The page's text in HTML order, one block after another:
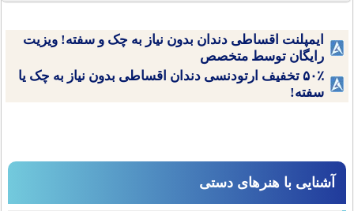
ایمپلنت اقساطی دندان بدون نیاز به چک و سفته! ویزیت
رایگان توسط متخصص
۵۰٪ تخفیف ارتودنسی دندان اقساطی بدون نیاز به چک یا
سفته!
آشنایی با هنرهای دستی